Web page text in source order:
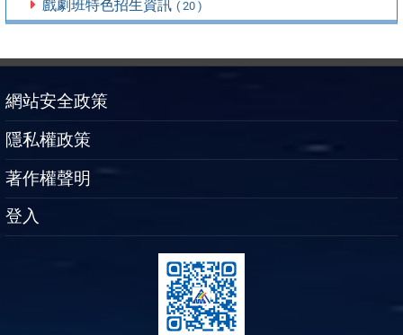
戲劇班特色招生資訊 ( 20 )
網站安全政策
隱私權政策
著作權聲明
登入